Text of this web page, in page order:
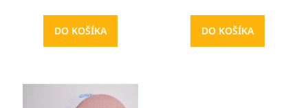
DO KOŠÍKA DO KOŠÍKA